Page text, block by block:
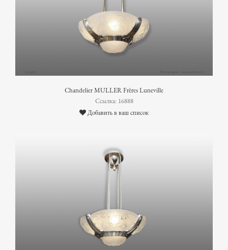
Chandelier MULLER Frères Luneville
Ссылка: 16888
Добавить в ваш список